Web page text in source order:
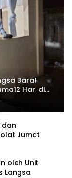
Barat
Hari di
dan
Jumat
oleh Unit
Langsa